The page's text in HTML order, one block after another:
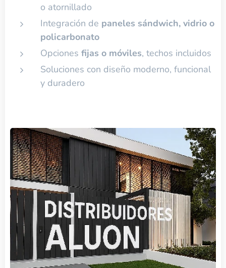
o atornillado
Integración de paneles sándwich, vidrio o
policarbonato
Opciones fijas o móviles, techos incluidos
Soluciones con diseño moderno, funcional
y duradero